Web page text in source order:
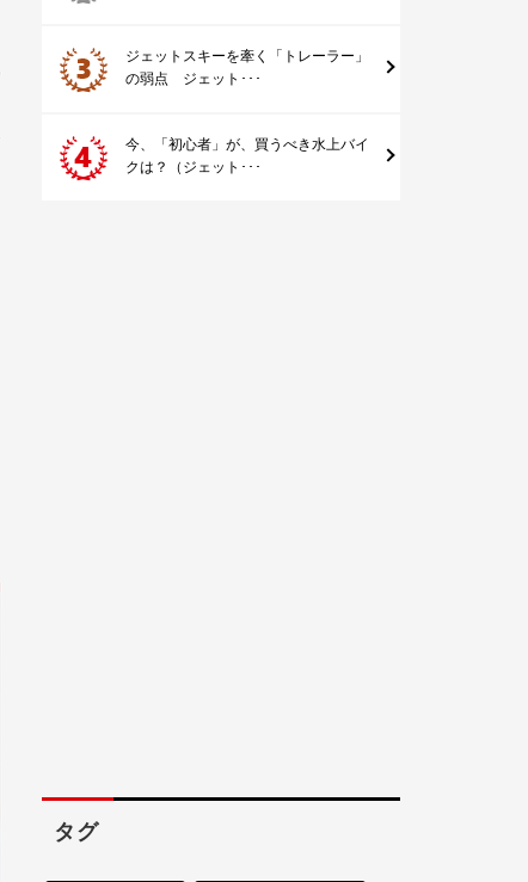
ジェットスキーを牽く「トレーラー」
の弱点 ジェット･･･
今、「初心者」が、買うべき水上バイ
クは？（ジェット･･･
タグ